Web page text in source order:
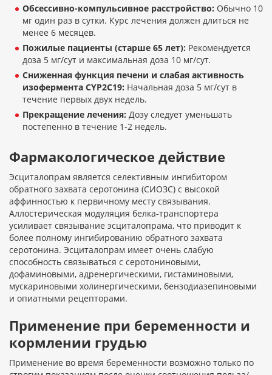
Обсессивно-компульсивное расстройство: Обычно 10
мг один раз в сутки. Курс лечения должен длиться не
менее 6 месяцев.
Пожилые пациенты (старше 65 лет): Рекомендуется
доза 5 мг/сут и максимальная доза 10 мг/сут.
Сниженная функция печени и слабая активность
изофермента CYP2C19: Начальная доза 5 мг/сут в
течение первых двух недель.
Прекращение лечения: Дозу следует уменьшать
постепенно в течение 1-2 недель.
Фармакологическое действие
Эсциталопрам является селективным ингибитором
обратного захвата серотонина (СИОЗС) с высокой
аффинностью к первичному месту связывания.
Аллостерическая модуляция белка-транспортера
усиливает связывание эсциталопрама, что приводит к
более полному ингибированию обратного захвата
серотонина. Эсциталопрам имеет очень слабую
способность связываться с серотониновыми,
дофаминовыми, адренергическими, гистаминовыми,
мускариновыми холинергическими, бензодиазепиновыми
и опиатными рецепторами.
Применение при беременности и
кормлении грудью
Применение во время беременности возможно только по